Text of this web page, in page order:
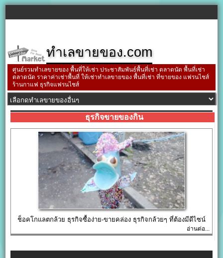
ทำเลขายของ.com
ศูนย์รวมทำเลขายของ พื้นที่ให้เช่า ประชาสัมพันธ์พื้นที่เช่า ตลาดนัด พื้นที่เช่า
ตลาดนัด ราคาค่าเช่าพื้นที่ ให้เช่าทำเลขายของ พื้นที่เช่า ที่ขายของ แฟรนไชส์
ร้านกาแฟ ธุรกิจแฟรนไชส์
ธุรกิจขายของกิน
ช็อคโกแลตกล้วย ธุรกิจซื้อง่าย-ขายคล่อง ธุรกิจกล้วยๆ ที่ต้องมีดีไซน์
อ่านต่อ...